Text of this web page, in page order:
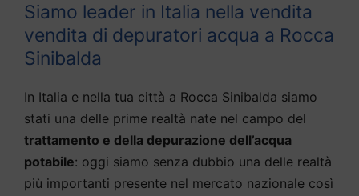
Siamo leader in Italia nella vendita
vendita di depuratori acqua a Rocca
Sinibalda
In Italia e nella tua città a Rocca Sinibalda siamo
stati una delle prime realtà nate nel campo del
trattamento e della depurazione dell’acqua
potabile: oggi siamo senza dubbio una delle realtà
più importanti presente nel mercato nazionale così